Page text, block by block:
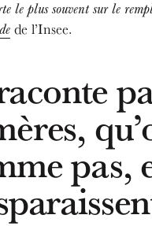
le plus souvent sur le
de l’Insee.
pas,